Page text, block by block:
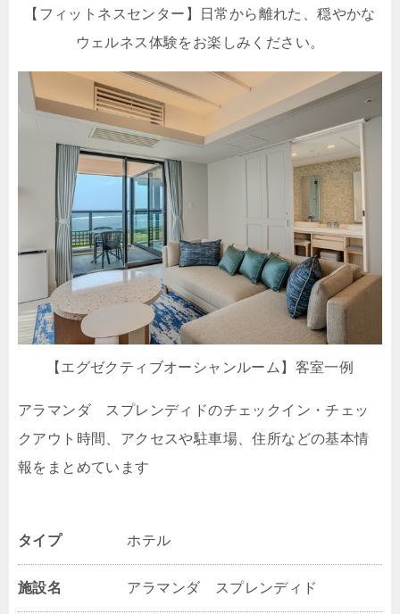
【フィットネスセンター】日常から離れた、穏やかな
ウェルネス体験をお楽しみください。
【エグゼクティブオーシャンルーム】客室一例
アラマンダ スプレンディドのチェックイン・チェッ
クアウト時間、アクセスや駐車場、住所などの基本情
報をまとめています
タイプ ホテル
施設名 アラマンダ スプレンディド